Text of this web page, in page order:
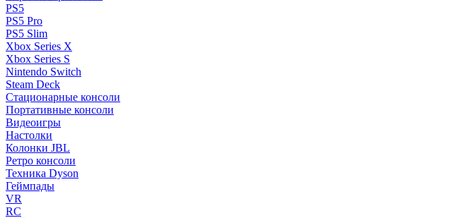
PS5
PS5 Pro
PS5 Slim
Xbox Series X
Xbox Series S
Nintendo Switch
Steam Deck
Стационарные консоли
Портативные консоли
Видеоигры
Настолки
Колонки JBL
Ретро консоли
Техника Dyson
Геймпады
VR
RC